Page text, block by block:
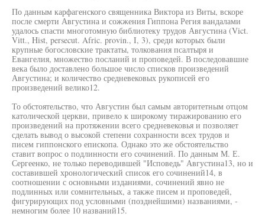
По данным карфагенского священника Виктора из Виты, вскоре
после смерти Августина и сожжения Гиппона Регия вандалами
удалось спасти многотомную библиотеку трудов Августина (Vict.
Vitt., Hist, persecut. Afric. provin., I, 3), среди которых были
крупные богословские трактаты, толкования псалтыря и
Евангелия, множество посланий и проповедей. В последовавшие
века было доставлено большое число списков произведений
Августина; и количество средневековых рукописей его
произведений велико12.
То обстоятельство, что Августин был самым авторитетным отцом
католической церкви, привело к широкому тиражированию его
произведений на протяжении всего средневековья и позволяет
сделать вывод о высокой степени сохранности всех трудов и
писем гиппонского епископа. Однако это же обстоятельство
ставит вопрос о подлинности его сочинений. По данным М. Е.
Сергеенко, не только переводившей "Исповедь" Августина13, но и
составившей хронологический список его сочинений14, в
соотношении с основными изданиями, сочинений явно не
подлинных или сомнительных, а также писем и проповедей,
фигурирующих под условными (позднейшими) названиями, -
немногим более 10 названий15.